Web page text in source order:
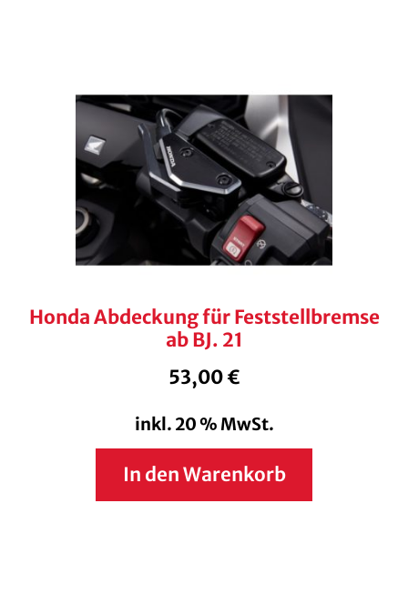
Honda Abdeckung für Feststellbremse
ab BJ. 21
53,00€
inkl. 20 % MwSt.
In den Warenkorb